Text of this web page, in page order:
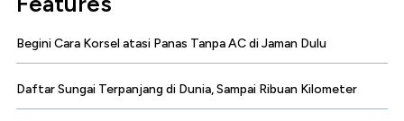
Begini Cara Korsel atasi Panas Tanpa AC di Jaman Dulu
Daftar Sungai Terpanjang di Dunia, Sampai Ribuan Kilometer